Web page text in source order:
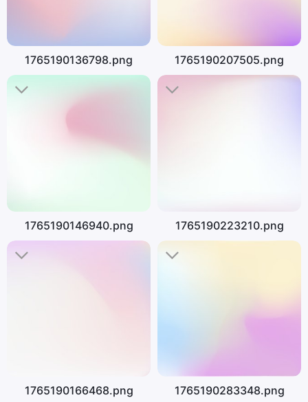
1765190136798.png 1765190207505.png
1765190146940.png 1765190223210.png
1765190166468.png 1765190283348.png